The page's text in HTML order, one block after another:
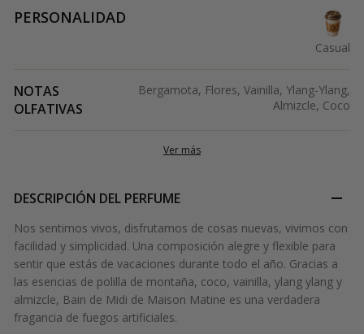
PERSONALIDAD
Casual
NOTAS
OLFATIVAS
Bergamota, Flores, Vainilla, Ylang-Ylang,
Almizcle, Coco
Ver más
DESCRIPCIÓN DEL PERFUME
Nos sentimos vivos, disfrutamos de cosas nuevas, vivimos con
facilidad y simplicidad. Una composición alegre y flexible para
sentir que estás de vacaciones durante todo el año. Gracias a
las esencias de polilla de montaña, coco, vainilla, ylang ylang y
almizcle, Bain de Midi de Maison Matine es una verdadera
fragancia de fuegos artificiales.